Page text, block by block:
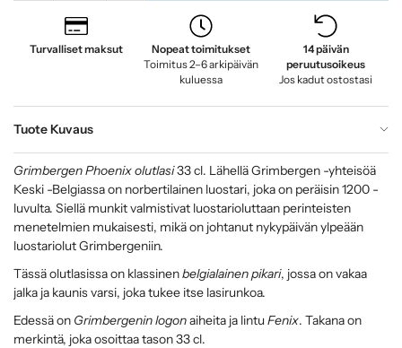
Turvalliset maksut
Nopeat toimitukset
Toimitus 2–6 arkipäivän
kuluessa
14 päivän
peruutusoikeus
Jos kadut ostostasi
Tuote Kuvaus
Grimbergen Phoenix olutlasi33 cl. Lähellä Grimbergen -yhteisöä
Keski -Belgiassa on norbertilainen luostari, joka on peräisin 1200 -
luvulta. Siellä munkit valmistivat luostarioluttaan perinteisten
menetelmien mukaisesti, mikä on johtanut nykypäivän ylpeään
luostariolut Grimbergeniin.
Tässä olutlasissa on klassinenbelgialainen pikari, jossa on vakaa
jalka ja kaunis varsi, joka tukee itse lasirunkoa.
Edessä on Grimbergenin logonaiheita ja lintuFenix. Takana on
merkintä, joka osoittaa tason 33 cl.